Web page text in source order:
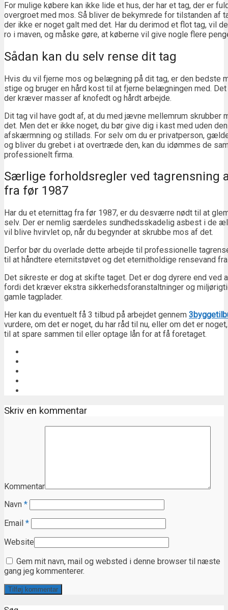
For mulige købere kan ikke lide et hus, der har et tag, der er
overgroet med mos. Så bliver de bekymrede for tilstanden af
der ikke er noget galt med det. Har du derimod et flot tag, vil
ro i maven, og måske gøre, at køberne vil give nogle flere
Sådan kan du selv rense dit tag
Hvis du vil fjerne mos og belægning på dit tag, er den bedste
stige og bruger en hård kost til at fjerne belægningen med.
der kræver masser af knofedt og hårdt arbejde.
Dit tag vil have godt af, at du med jævne mellemrum skrubber
det. Men det er ikke noget, du bør give dig i kast med uden
afskærmning og stillads. For selv om du er privatperson,
og bliver du grebet i at overtræde den, kan du idømmes de
professionelt firma.
Særlige forholdsregler ved tagrensning
fra før 1987
Har du et eternittag fra før 1987, er du desværre nødt til at
selv. Der er nemlig særdeles sundhedsskadelig asbest i de
vil blive hvirvlet op, når du begynder at skrubbe mos af det.
Derfor bør du overlade dette arbejde til professionelle
til at håndtere eternitstøvet og det eternitholdige rensevand
Det sikreste er dog at skifte taget. Det er dog dyrere end ved
fordi det kræver ekstra sikkerhedsforanstaltninger og
gamle tagplader.
Her kan du eventuelt få 3 tilbud på arbejdet gennem
vurdere, om det er noget, du har råd til nu, eller om det er
til at spare sammen til eller optage lån for at få foretaget.
Skriv en kommentar
Kommentar
Navn *
Email *
Website
Gem mit navn, mail og websted i denne browser til næste
gang jeg kommenterer.